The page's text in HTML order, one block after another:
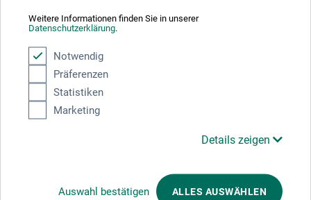
Weitere Informationen finden Sie in unserer
Datenschutzerklärung.
Notwendig
Präferenzen
Statistiken
Marketing
Details zeigen
Auswahl bestätigen ALLES AUSWÄHLEN
Betalingsmetoder
Produktkategorier